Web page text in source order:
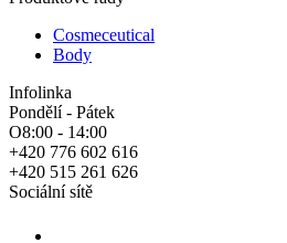
Cosmeceutical
Body
Infolinka
Pondělí - Pátek
O8:00 - 14:00
+420 776 602 616
+420 515 261 626
Sociální sítě